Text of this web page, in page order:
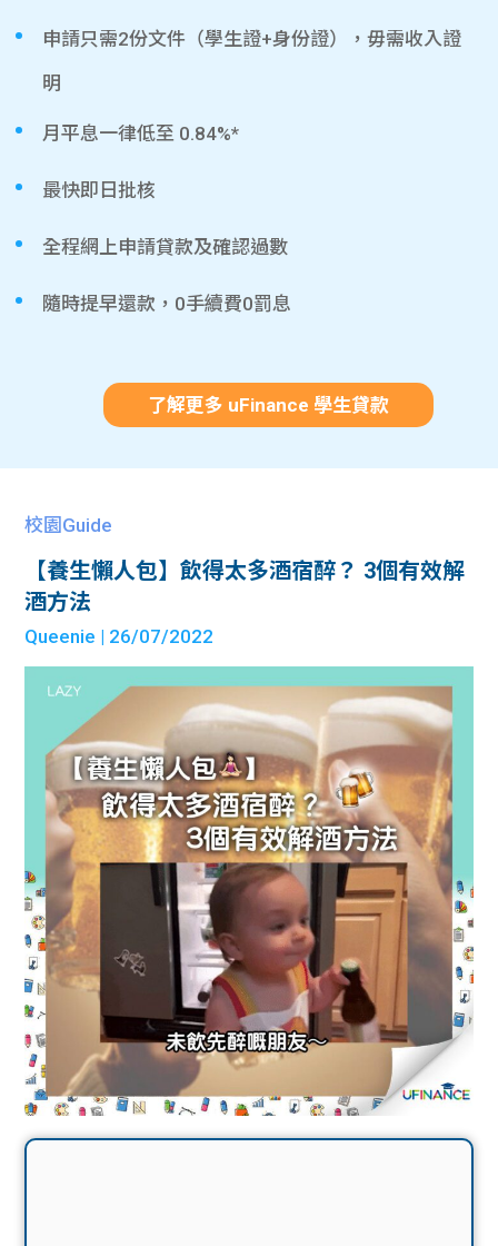
申請只需2份文件（學生證+身份證），毋需收入證
明
月平息一律低至 0.84%*
最快即日批核
全程網上申請貸款及確認過數
隨時提早還款，0手續費0罰息
了解更多 uFinance 學生貸款
校園Guide
【養生懶人包】飲得太多酒宿醉？ 3個有效解
酒方法
Queenie | 26/07/2022